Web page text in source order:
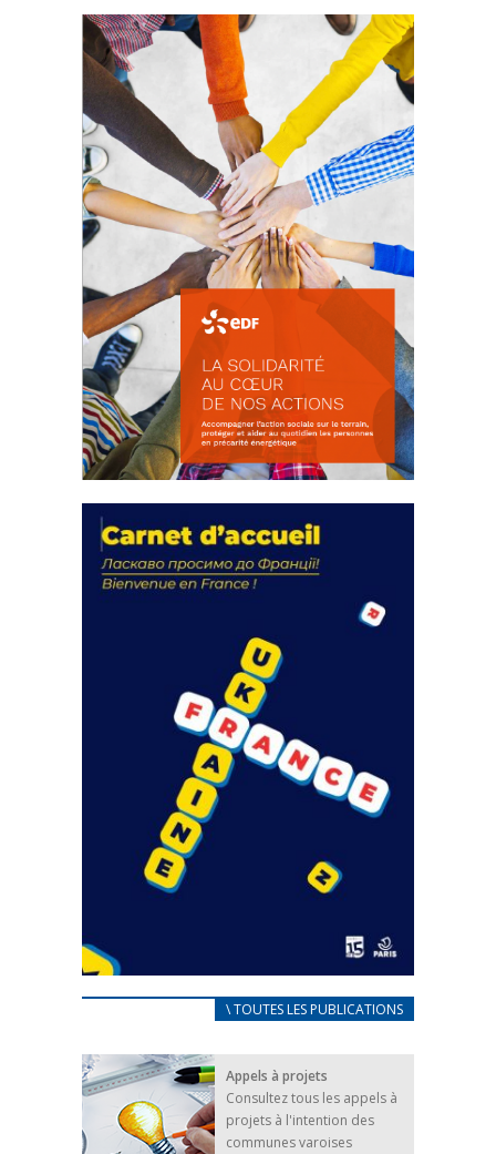
La prévention des conflits
d’intérêts
18 septembre 2023
FEUILLETER
actions
18 septembre 2023
FEUILLETER
CARNET D’ACCUEIL
25 avril 2022
Afin d’accompagner au mieux les réfugiés
ukrainiens arrivés en France,...
FEUILLETER
\ TOUTES LES PUBLICATIONS
Appels à projets
Consultez tous les appels à
projets à l'intention des
communes varoises